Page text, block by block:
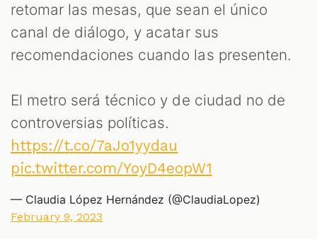
retomar las mesas, que sean el único
canal de diálogo, y acatar sus
recomendaciones cuando las presenten.
El metro será técnico y de ciudad no de
controversias políticas.
https://t.co/7aJo1yydau
pic.twitter.com/YoyD4eopW1
— Claudia López Hernández (@ClaudiaLopez)
February 9, 2023